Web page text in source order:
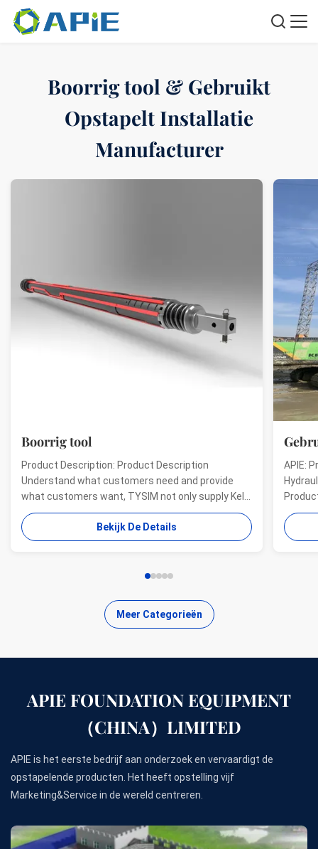
Boorrig tool & Gebruikt
Opstapelt Installatie
Manufacturer
Boorrig tool
Product Description: Product Description
Understand what customers need and provide
what customers want, TYSIM not only supply Kelly
bars for drill rigs of world’s top brands, but also
provide one-stop solution for the world foundation
construction users. While providing customized
Bekijk De Details
APIE:
offer
Meer Categorieën
APIE FOUNDATION EQUIPMENT
（CHINA）LIMITED
APIE is het eerste bedrijf aan onderzoek en vervaardigt de
opstapelende producten. Het heeft opstelling vijf
Marketing&Service in de wereld centreren.